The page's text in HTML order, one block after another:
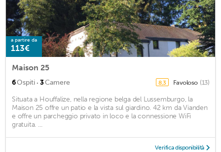
a partire da
113€
Maison 25
6Ospiti · 3Camere 8,3 Favoloso (13)
Situata a Houffalize, nella regione belga del Lussemburgo, la
Maison 25 offre un patio e la vista sul giardino. 42 km da Vianden
e offre un parcheggio privato in loco e la connessione WiFi
gratuita. ...
Verifica disponibilità